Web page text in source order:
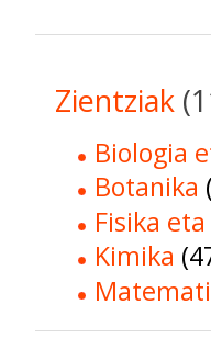
Zientziak
Biologia
Botanika
Fisika
Kimika